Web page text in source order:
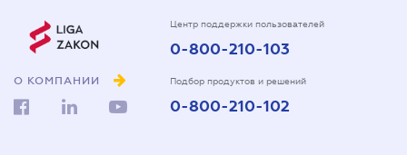
О КОМПАНИИ
Центр поддержки пользователей
0-800-210-103
Подбор продуктов и решений
0-800-210-102